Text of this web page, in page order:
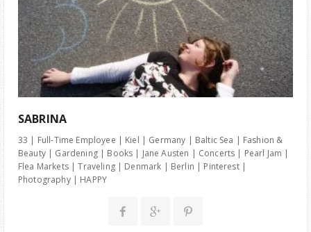
SABRINA
33 | Full-Time Employee | Kiel | Germany | Baltic Sea | Fashion &
Beauty | Gardening | Books | Jane Austen | Concerts | Pearl Jam |
Flea Markets | Traveling | Denmark | Berlin | Pinterest |
Photography | HAPPY